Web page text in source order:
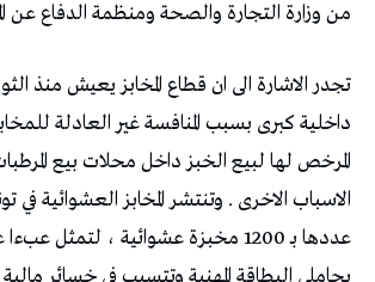
من وزارة التجارة والصحة ومنظمة الدفاع عن
داخلية كبرى بسبب المنافسة غير العادلة
المرخص لها لبيع الخبز داخل محلات بيع
الاسباب الاخرى . وتنتشر المخابز العشوائية في
عددها بـ 1200 مخبزة عشوائية ، لتمثل